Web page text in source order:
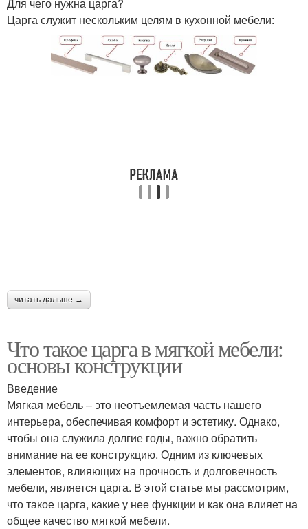
Царга служит нескольким целям в кухонной мебели:
читать дальше →
Что такое царга в мягкой мебели:
основы конструкции
Введение
Мягкая мебель – это неотъемлемая часть нашего
интерьера, обеспечивая комфорт и эстетику. Однако,
чтобы она служила долгие годы, важно обратить
внимание на ее конструкцию. Одним из ключевых
элементов, влияющих на прочность и долговечность
мебели, является царга. В этой статье мы рассмотрим,
что такое царга, какие у нее функции и как она влияет на
общее качество мягкой мебели.